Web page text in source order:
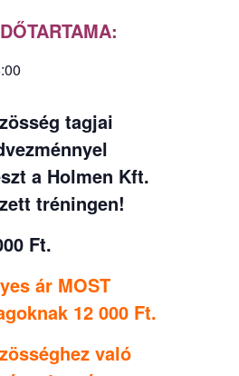
tagjai
a Holmen Kft.
tréningen!
Ft.
ár MOST
12 000 Ft.
való